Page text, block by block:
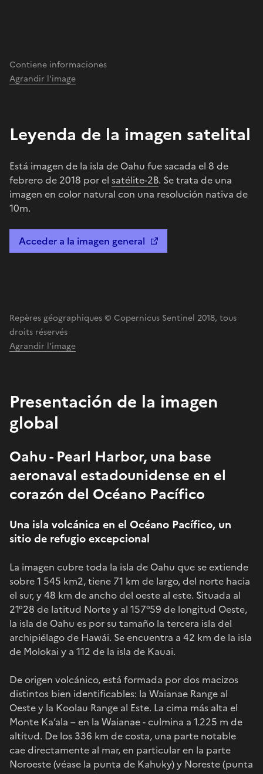
Contiene informaciones
Agrandir l'image
Leyenda de la imagen satelital
Está imagen de la isla de Oahu fue sacada el 8 de
febrero de 2018 por el satélite-2B. Se trata de una
imagen en color natural con una resolución nativa de
10m.
Acceder a la imagen general
Repères géographiques © Copernicus Sentinel 2018, tous
droits réservés
Agrandir l'image
Presentación de la imagen
global
Oahu - Pearl Harbor, una base
aeronaval estadounidense en el
corazón del Océano Pacífico
Una isla volcánica en el Océano Pacífico, un
sitio de refugio excepcional
La imagen cubre toda la isla de Oahu que se extiende
sobre 1 545 km2, tiene 71 km de largo, del norte hacia
el sur, y 48 km de ancho del oeste al este. Situada al
21°28 de latitud Norte y al 157°59 de longitud Oeste,
la isla de Oahu es por su tamaño la tercera isla del
archipiélago de Hawái. Se encuentra a 42 km de la isla
de Molokai y a 112 de la isla de Kauai.
De origen volcánico, está formada por dos macizos
distintos bien identificables: la Waianae Range al
Oeste y la Koolau Range al Este. La cima más alta el
Monte Ka’ala – en la Waianae - culmina a 1.225 m de
altitud. De los 336 km de costa, una parte notable
cae directamente al mar, en particular en la parte
Noroeste (véase la punta de Kahuky) y Noreste (punta